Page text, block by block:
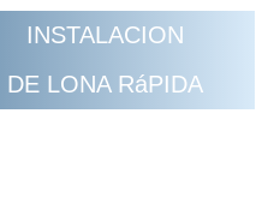
INSTALACION
DE LONA RáPIDA